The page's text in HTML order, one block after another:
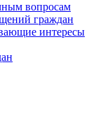
вопросам
граждан
интересы